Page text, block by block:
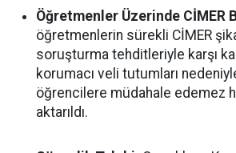
Öğretmenler Üzerinde CİMER
öğretmenlerin sürekli CİMER
soruşturma tehditleriyle karşı
korumacı veli tutumları
öğrencilere müdahale edemez
aktarıldı.